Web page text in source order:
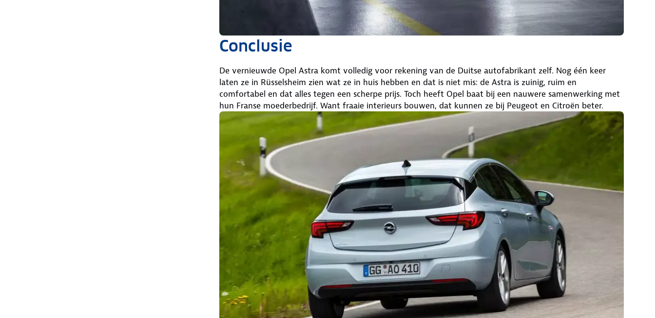
Conclusie
De vernieuwde Opel Astra komt volledig voor rekening van de Duitse autofabrikant zelf. Nog één keer
laten ze in Rüsselsheim zien wat ze in huis hebben en dat is niet mis: de Astra is zuinig, ruim en
comfortabel en dat alles tegen een scherpe prijs. Toch heeft Opel baat bij een nauwere samenwerking met
hun Franse moederbedrijf. Want fraaie interieurs bouwen, dat kunnen ze bij Peugeot en Citroën beter.